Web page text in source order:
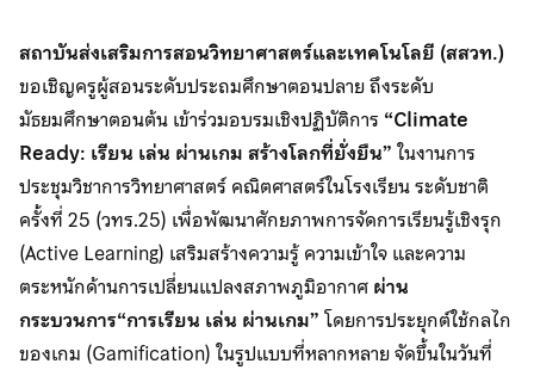
สถาบันส่งเสริมการสอนวิทยาศาสตร์และเทคโนโลยี (สสวท.)
ขอเชิญครูผู้สอนระดับประถมศึกษาตอนปลาย ถึงระดับ
มัธยมศึกษาตอนต้น เข้าร่วมอบรมเชิงปฏิบัติการ “Climate
Ready: เรียน เล่น ผ่านเกม สร้างโลกที่ยั่งยืน”ในงานการ
ประชุมวิชาการวิทยาศาสตร์ คณิตศาสตร์ในโรงเรียน ระดับชาติ
ครั้งที่ 25 (วทร.25) เพื่อพัฒนาศักยภาพการจัดการเรียนรู้เชิงรุก
(Active Learning) เสริมสร้างความรู้ ความเข้าใจ และความ
ตระหนักด้านการเปลี่ยนแปลงสภาพภูมิอากาศผ่าน
กระบวนการ“การเรียน เล่น ผ่านเกม”โดยการประยุกต์ใช้กลไก
ของเกม (Gamification) ในรูปแบบที่หลากหลาย จัดขึ้นในวันที่